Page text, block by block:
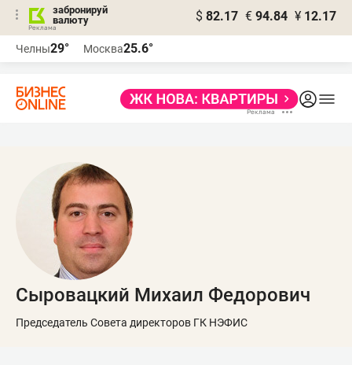
забронируй
валюту
$ 82.17 € 94.84 ¥ 12.17
Челны29° Москва25.6°
Сыровацкий Михаил Федорович
Председатель Совета директоров ГК НЭФИС